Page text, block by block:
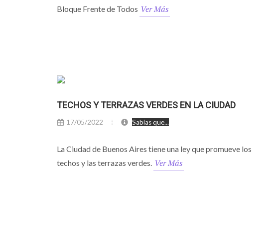
Bloque Frente de Todos Ver Más
TECHOS Y TERRAZAS VERDES EN LA CIUDAD
17/05/2022 Sabías que...
La Ciudad de Buenos Aires tiene una ley que promueve los
techos y las terrazas verdes. Ver Más